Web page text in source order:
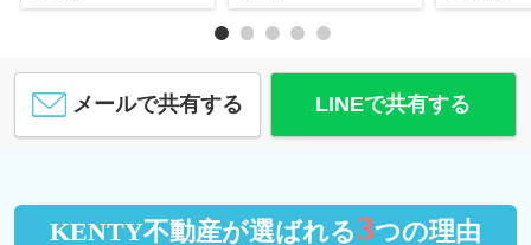
メールで共有する LINEで共有する
KENTY不動産が選ばれる3つの理由